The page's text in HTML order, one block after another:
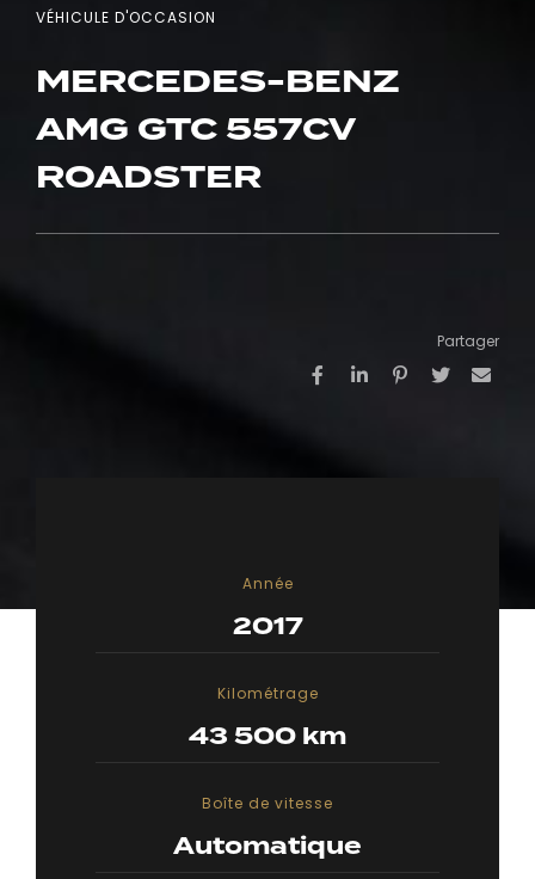
VÉHICULE D'OCCASION
MERCEDES-BENZ
AMG GTC 557CV
ROADSTER
Partager
Année
2017
Kilométrage
43 500 km
Boîte de vitesse
Automatique